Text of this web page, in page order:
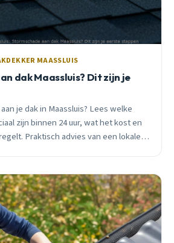
MAASSLUIS
dak Maassluis? Dit zijn je
je dak in Maassluis? Lees welke
zijn binnen 24 uur, wat het kost en
Praktisch advies van een lokale